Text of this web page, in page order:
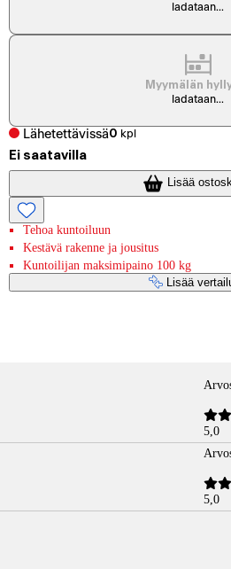
ladataan...
Myymälän
ladataan...
Lähetettävissä0 kpl
Ei saatavilla
Lisää
Tehoa kuntoiluun
Kestävä rakenne ja jousitus
Kuntoilijan maksimipaino 100 kg
Lisää
5,0
5,0